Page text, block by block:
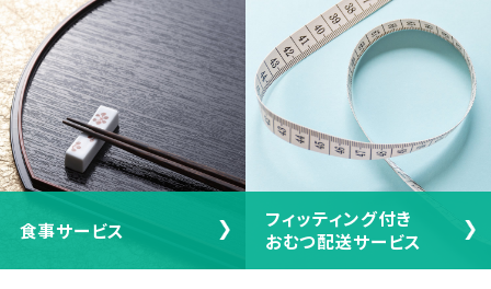
食事サービス
フィッティング付き
おむつ配送サービス